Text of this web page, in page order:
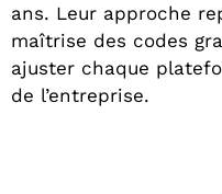
ans. Leur approche
maîtrise des codes
ajuster chaque
de l’entreprise.